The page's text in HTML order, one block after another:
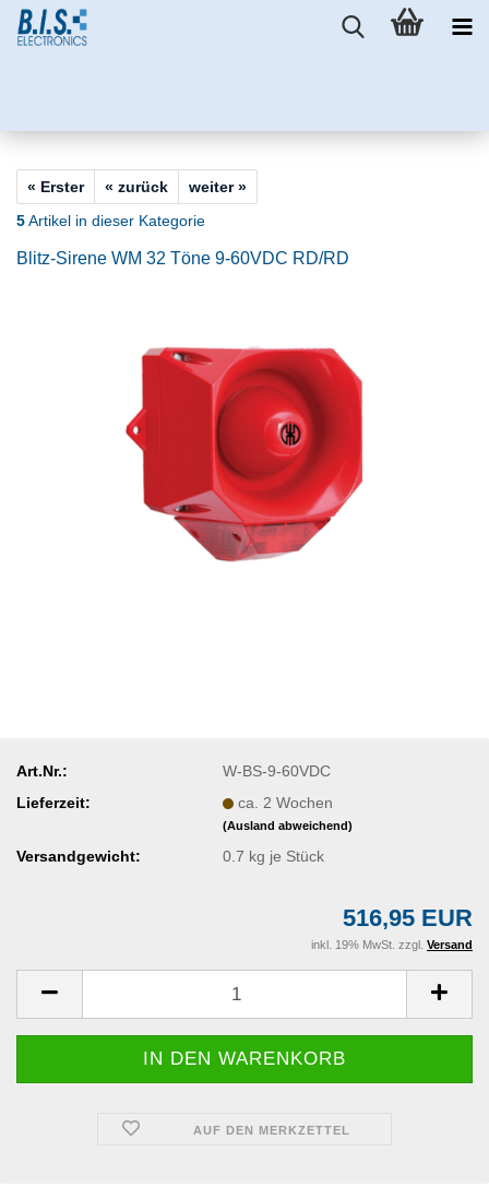
« Erster « zurück
weiter »
5Artikel in dieser Kategorie
Blitz-Sirene WM 32 Töne 9-60VDC RD/RD
Art.Nr.:
W-BS-9-60VDC
Lieferzeit:
ca. 2 Wochen
(Ausland abweichend)
Versandgewicht: 0.7 kg je Stück
516,95 EUR
inkl. 19% MwSt. zzgl. Versand
AUF DEN MERKZETTEL